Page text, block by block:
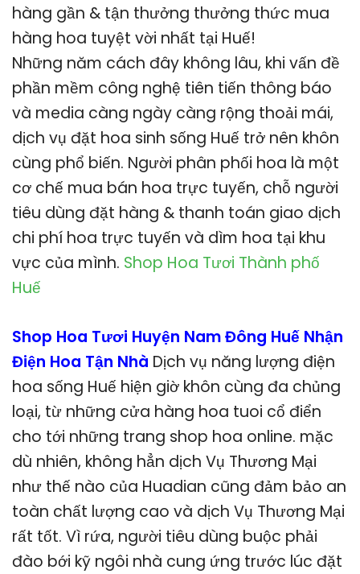
hàng gần & tận thưởng thưởng thức mua
hàng hoa tuyệt vời nhất tại Huế!
Những năm cách đây không lâu, khi vấn đề
phần mềm công nghệ tiên tiến thông báo
và media càng ngày càng rộng thoải mái,
dịch vụ đặt hoa sinh sống Huế trở nên khôn
cùng phổ biến. Người phân phối hoa là một
cơ chế mua bán hoa trực tuyến, chỗ người
tiêu dùng đặt hàng & thanh toán giao dịch
chi phí hoa trực tuyến và dìm hoa tại khu
vực của mình. Shop Hoa Tươi Thành phố
Huế
Shop Hoa Tươi Huyện Nam Đông Huế Nhận
Điện Hoa Tận Nhà Dịch vụ năng lượng điện
hoa sống Huế hiện giờ khôn cùng đa chủng
loại, từ những cửa hàng hoa tuoi cổ điển
cho tới những trang shop hoa online. mặc
dù nhiên, không hẳn dịch Vụ Thương Mại
như thế nào của Huadian cũng đảm bảo an
toàn chất lượng cao và dịch Vụ Thương Mại
rất tốt. Vì rứa, người tiêu dùng buộc phải
đào bới kỹ ngôi nhà cung ứng trước lúc đặt